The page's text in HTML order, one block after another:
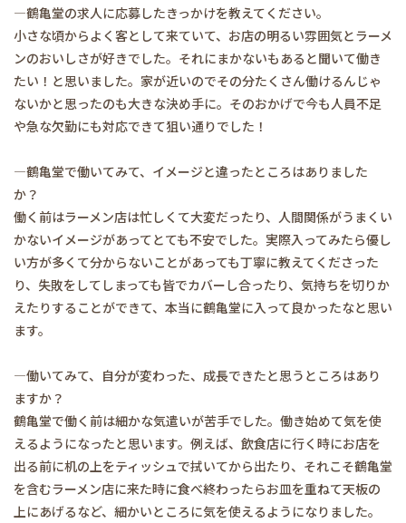
―鶴亀堂の求人に応募したきっかけを教えてください。
小さな頃からよく客として来ていて、お店の明るい雰囲気とラーメ
ンのおいしさが好きでした。それにまかないもあると聞いて働き
たい！と思いました。家が近いのでその分たくさん働けるんじゃ
ないかと思ったのも大きな決め手に。そのおかげで今も人員不足
や急な欠勤にも対応できて狙い通りでした！
―鶴亀堂で働いてみて、イメージと違ったところはありました
か？
働く前はラーメン店は忙しくて大変だったり、人間関係がうまくい
かないイメージがあってとても不安でした。実際入ってみたら優し
い方が多くて分からないことがあっても丁寧に教えてくださった
り、失敗をしてしまっても皆でカバーし合ったり、気持ちを切りか
えたりすることができて、本当に鶴亀堂に入って良かったなと思い
ます。
―働いてみて、自分が変わった、成長できたと思うところはあり
ますか？
鶴亀堂で働く前は細かな気遣いが苦手でした。働き始めて気を使
えるようになったと思います。例えば、飲食店に行く時にお店を
出る前に机の上をティッシュで拭いてから出たり、それこそ鶴亀堂
を含むラーメン店に来た時に食べ終わったらお皿を重ねて天板の
上にあげるなど、細かいところに気を使えるようになりました。